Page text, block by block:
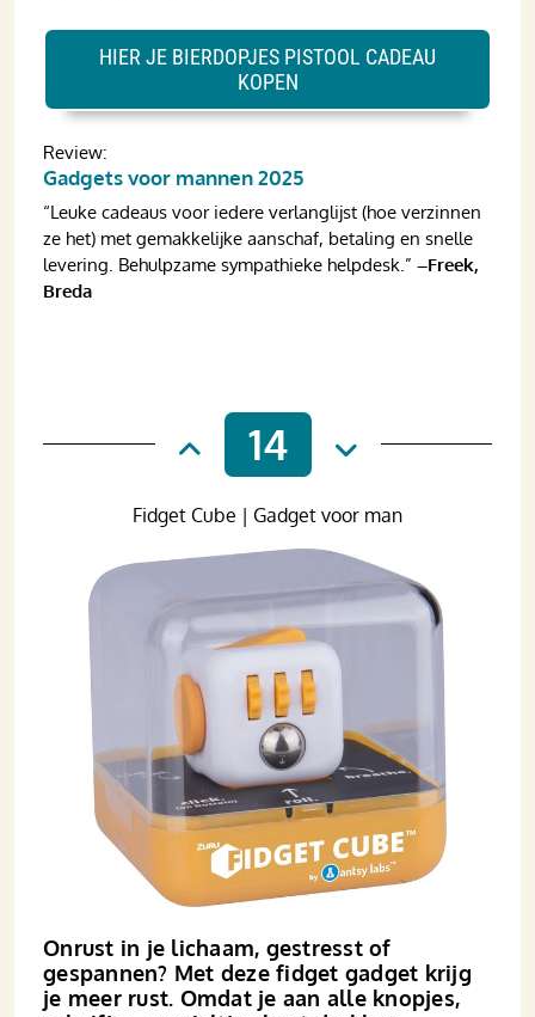
Review:
Gadgets voor mannen 2025
“Leuke cadeaus voor iedere verlanglijst (hoe verzinnen
ze het) met gemakkelijke aanschaf, betaling en snelle
levering. Behulpzame sympathieke helpdesk.” –Freek,
Breda
HIER JE BIERDOPJES PISTOOL CADEAU
KOPEN
14
Onrust in je lichaam, gestresst of
gespannen? Met deze fidget gadget krijg
je meer rust. Omdat je aan alle knopjes,
Fidget Cube | Gadget voor man